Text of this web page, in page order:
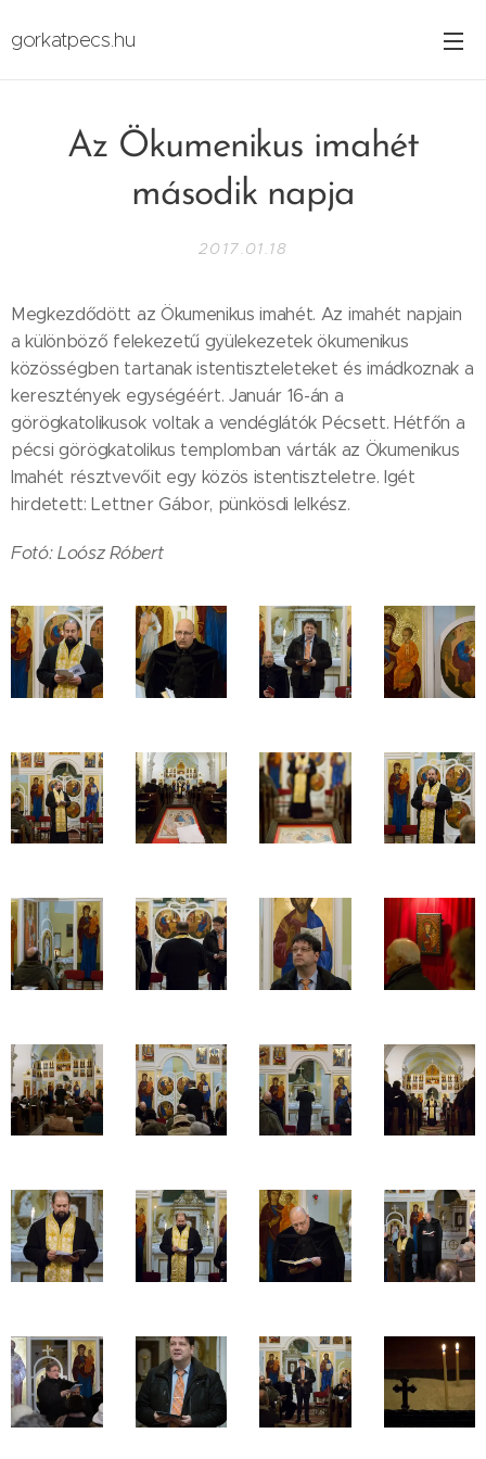
gorkatpecs.hu
Az Ökumenikus imahét
második napja
2017.01.18
Megkezdődött az Ökumenikus imahét. Az imahét napjain
a különböző felekezetű gyülekezetek ökumenikus
közösségben tartanak istentiszteleteket és imádkoznak a
keresztények egységéért. Január 16-án a
görögkatolikusok voltak a vendéglátók Pécsett. Hétfőn a
pécsi görögkatolikus templomban várták az Ökumenikus
Imahét résztvevőit egy közös istentiszteletre. Igét
hirdetett: Lettner Gábor, pünkösdi lelkész.
Fotó: Loósz Róbert